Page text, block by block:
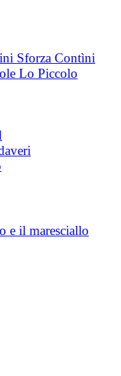
Sforza Contìni
Lo Piccolo
e il maresciallo